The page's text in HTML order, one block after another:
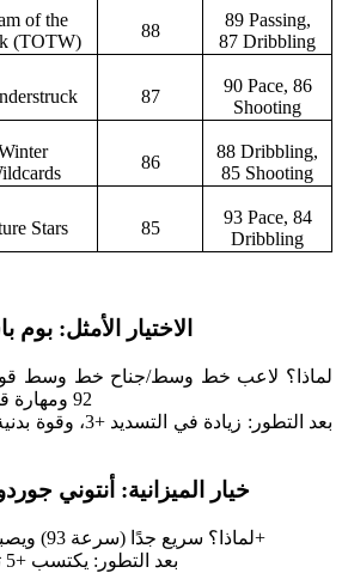
of the
(TOTW)
88
89 Passing,
87 Dribbling
87
90 Pace, 86
Shooting
86
88 Dribbling,
85 Shooting
Stars 85
93 Pace, 84
Dribbling
الاختيار الأمثل:
لماذا؟ لاعب خط وسط/جناح خط وسط
92 ومهارة قدم ضعيفة 5 نجوم
خيار الميزانية: أنتوني
لماذا؟ سريع جدًا (سرعة 93) ويصبح وحشًا بتقييم 90+
بعد التطور: يكتسب +5 تسديد، +4 مراوغة